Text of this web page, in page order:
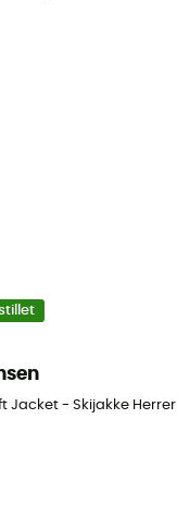
Jacket - Skijakke Herrer